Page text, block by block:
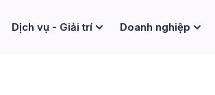
Dịch vụ - Giải trí Doanh nghiệp